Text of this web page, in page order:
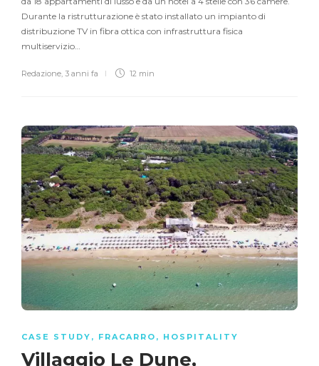
Durante la ristrutturazione è stato installato un impianto di
distribuzione TV in fibra ottica con infrastruttura fisica
multiservizio…
Redazione, 3 anni fa 12 min
CASE STUDY , FRACARRO , HOSPITALITY
Villaggio Le Dune,